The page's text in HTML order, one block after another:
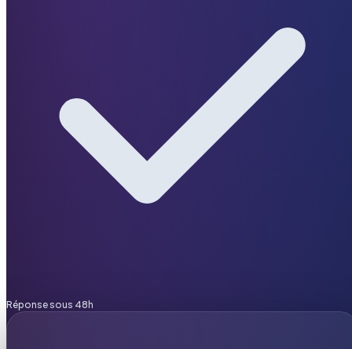
Réponse sous 48h